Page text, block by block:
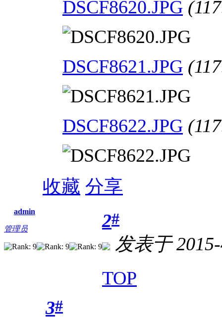
DSCF8620.JPG
DSCF8621.JPG
DSCF8622.JPG
收藏 分享
admin
管理员 2#
发表于
TOP
3#